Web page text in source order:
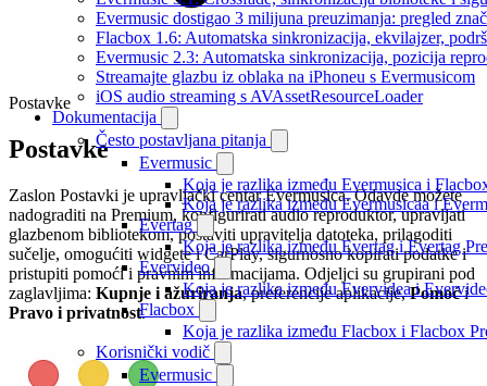
Evermusic dostigao 3 milijuna preuzimanja: pregled
Flacbox 1.6: Automatska sinkronizacija, ekvilajzer,
Evermusic 2.3: Automatska sinkronizacija, pozicija
Streamajte glazbu iz oblaka na iPhoneu s Evermusicom
iOS audio streaming s AVAssetResourceLoader
Dokumentacija
Često postavljana pitanja
Evermusic
Koja je razlika između Evermusica i
Koja je razlika između Evermusicaa i
Evertag
Koja je razlika između Evertag i Evertag
Evervideo
Koja je razlika između Evervidea i
Flacbox
Koja je razlika između Flacbox i Flacbox
Korisnički vodič
Evermusic
Postavke
Postavke
Zaslon Postavki je upravljački centar Evermusicа. Odavde možete
nadograditi na Premium, konfigurirati audio reproduktor, upravljati
glazbenom bibliotekom, postaviti upravitelja datoteka, prilagoditi
sučelje, omogućiti widgete i CarPlay, sigurnosno kopirati podatke i
pristupiti pomoći i pravnim informacijama. Odjeljci su grupirani pod
zaglavljima: Kupnje i ažuriranja, preferencije aplikacije,Pomoći
Pravo i privatnost.